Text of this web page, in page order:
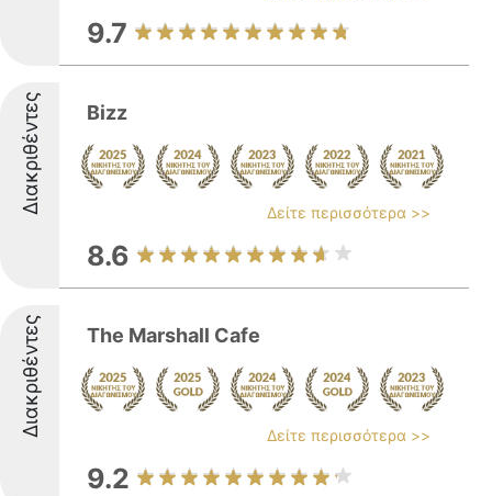
9.7
Διακριθέντες Bizz
Δείτε περισσότερα >>
8.6
Διακριθέντες The Marshall Cafe
Δείτε περισσότερα >>
9.2